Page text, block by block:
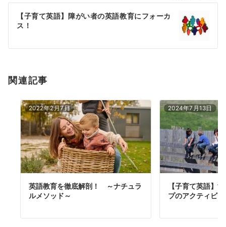
ン
【子育て英語】障がい者の英語教育にフォーカ
ス！
関連記事
2022年2月7日
英語教育を徹底解剖！ ～ナチュラ
ルメソッド～
2024年7月13日
【子育て英語】
プのアクティビ